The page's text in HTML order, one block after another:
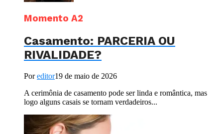
Momento A2
Casamento: PARCERIA OU
RIVALIDADE?
Poreditor19 de maio de 2026
A cerimônia de casamento pode ser linda e romântica, mas
logo alguns casais se tornam verdadeiros...